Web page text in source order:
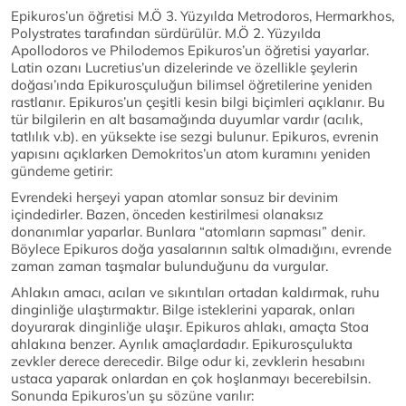
Epikuros’un öğretisi M.Ö 3. Yüzyılda Metrodoros, Hermarkhos,
Polystrates tarafından sürdürülür. M.Ö 2. Yüzyılda
Apollodoros ve Philodemos Epikuros’un öğretisi yayarlar.
Latin ozanı Lucretius’un dizelerinde ve özellikle şeylerin
doğası’ında Epikurosçuluğun bilimsel öğretilerine yeniden
rastlanır. Epikuros’un çeşitli kesin bilgi biçimleri açıklanır. Bu
tür bilgilerin en alt basamağında duyumlar vardır (acılık,
tatlılık v.b). en yüksekte ise sezgi bulunur. Epikuros, evrenin
yapısını açıklarken Demokritos’un atom kuramını yeniden
gündeme getirir:
Evrendeki herşeyi yapan atomlar sonsuz bir devinim
içindedirler. Bazen, önceden kestirilmesi olanaksız
donanımlar yaparlar. Bunlara “atomların sapması” denir.
Böylece Epikuros doğa yasalarının saltık olmadığını, evrende
zaman zaman taşmalar bulunduğunu da vurgular.
Ahlakın amacı, acıları ve sıkıntıları ortadan kaldırmak, ruhu
dinginliğe ulaştırmaktır. Bilge isteklerini yaparak, onları
doyurarak dinginliğe ulaşır. Epikuros ahlakı, amaçta Stoa
ahlakına benzer. Ayrılık amaçlardadır. Epikurosçulukta
zevkler derece derecedir. Bilge odur ki, zevklerin hesabını
ustaca yaparak onlardan en çok hoşlanmayı becerebilsin.
Sonunda Epikuros’un şu sözüne varılır: